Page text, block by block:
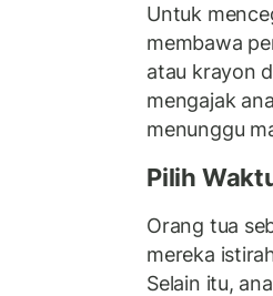
Untuk
membawa
atau krayon
mengajak
menunggu
Pilih
Orang tua
mereka
Selain itu,